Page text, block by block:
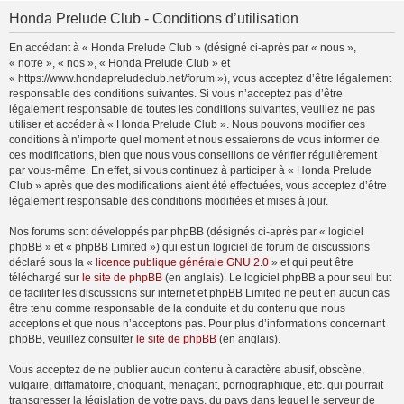
Honda Prelude Club - Conditions d’utilisation
En accédant à « Honda Prelude Club » (désigné ci-après par « nous »,
« notre », « nos », « Honda Prelude Club » et
« https://www.hondapreludeclub.net/forum »), vous acceptez d’être légalement
responsable des conditions suivantes. Si vous n’acceptez pas d’être
légalement responsable de toutes les conditions suivantes, veuillez ne pas
utiliser et accéder à « Honda Prelude Club ». Nous pouvons modifier ces
conditions à n’importe quel moment et nous essaierons de vous informer de
ces modifications, bien que nous vous conseillons de vérifier régulièrement
par vous-même. En effet, si vous continuez à participer à « Honda Prelude
Club » après que des modifications aient été effectuées, vous acceptez d’être
légalement responsable des conditions modifiées et mises à jour.
Nos forums sont développés par phpBB (désignés ci-après par « logiciel
phpBB » et « phpBB Limited ») qui est un logiciel de forum de discussions
déclaré sous la « licence publique générale GNU 2.0 » et qui peut être
téléchargé sur le site de phpBB (en anglais). Le logiciel phpBB a pour seul but
de faciliter les discussions sur internet et phpBB Limited ne peut en aucun cas
être tenu comme responsable de la conduite et du contenu que nous
acceptons et que nous n’acceptons pas. Pour plus d’informations concernant
phpBB, veuillez consulter le site de phpBB (en anglais).
Vous acceptez de ne publier aucun contenu à caractère abusif, obscène,
vulgaire, diffamatoire, choquant, menaçant, pornographique, etc. qui pourrait
transgresser la législation de votre pays, du pays dans lequel le serveur de